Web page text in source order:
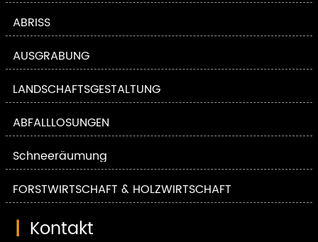
ABRISS
AUSGRABUNG
LANDSCHAFTSGESTALTUNG
ABFALLLÖSUNGEN
Schneeräumung
FORSTWIRTSCHAFT & HOLZWIRTSCHAFT
| Kontakt